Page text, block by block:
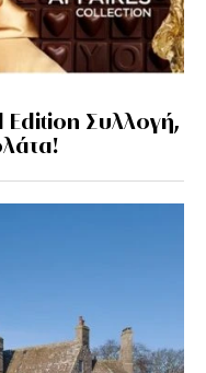
Edition Συλλογή,